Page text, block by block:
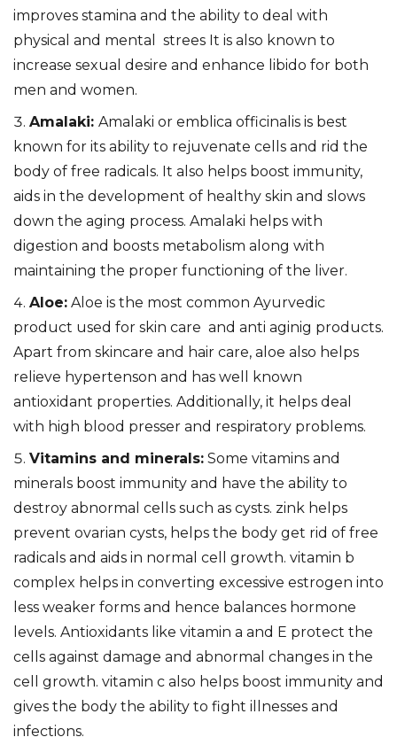
improves stamina and the ability to deal with
physical and mental strees It is also known to
increase sexual desire and enhance libido for both
men and women.
Amalaki: Amalaki or emblica officinalis is best
known for its ability to rejuvenate cells and rid the
body of free radicals. It also helps boost immunity,
aids in the development of healthy skin and slows
down the aging process. Amalaki helps with
digestion and boosts metabolism along with
maintaining the proper functioning of the liver.
Aloe: Aloe is the most common Ayurvedic
product used for skin care and anti aginig products.
Apart from skincare and hair care, aloe also helps
relieve hypertenson and has well known
antioxidant properties. Additionally, it helps deal
with high blood presser and respiratory problems.
Vitamins and minerals: Some vitamins and
minerals boost immunity and have the ability to
destroy abnormal cells such as cysts. zink helps
prevent ovarian cysts, helps the body get rid of free
radicals and aids in normal cell growth. vitamin b
complex helps in converting excessive estrogen into
less weaker forms and hence balances hormone
levels. Antioxidants like vitamin a and E protect the
cells against damage and abnormal changes in the
cell growth. vitamin c also helps boost immunity and
gives the body the ability to fight illnesses and
infections.